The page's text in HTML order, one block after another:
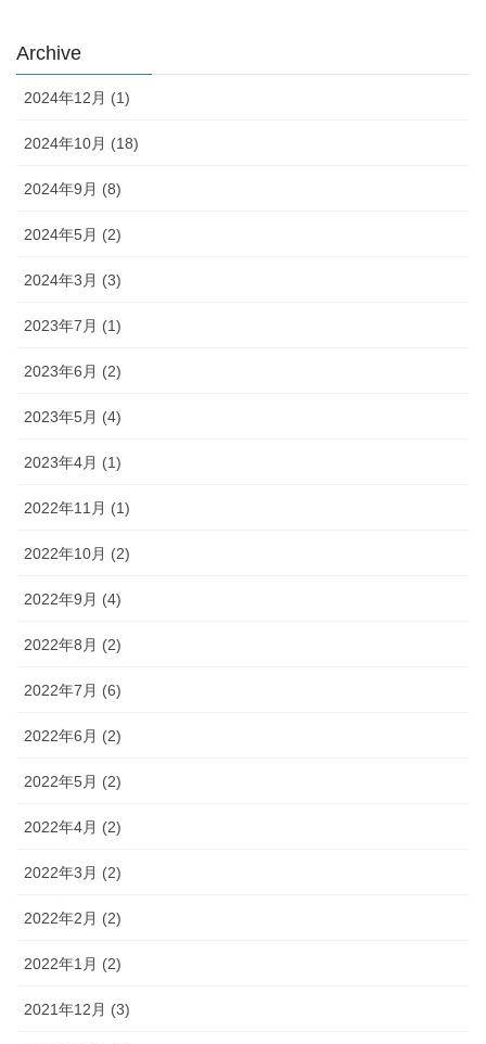
Archive
2024年12月 (1)
2024年10月 (18)
2024年9月 (8)
2024年5月 (2)
2024年3月 (3)
2023年7月 (1)
2023年6月 (2)
2023年5月 (4)
2023年4月 (1)
2022年11月 (1)
2022年10月 (2)
2022年9月 (4)
2022年8月 (2)
2022年7月 (6)
2022年6月 (2)
2022年5月 (2)
2022年4月 (2)
2022年3月 (2)
2022年2月 (2)
2022年1月 (2)
2021年12月 (3)